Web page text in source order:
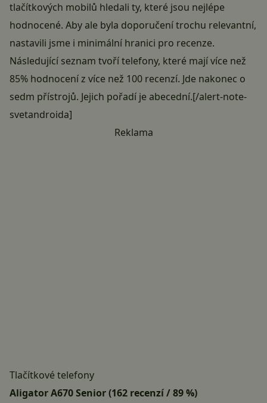
tlačítkových mobilů hledali ty, které jsou nejlépe
hodnocené. Aby ale byla doporučení trochu relevantní,
nastavili jsme i minimální hranici pro recenze.
Následující seznam tvoří telefony, které mají více než
85% hodnocení z více než 100 recenzí. Jde nakonec o
sedm přístrojů. Jejich pořadí je abecední.[/alert-note-
svetandroida]
Reklama
Tlačítkové telefony
Aligator A670 Senior (162 recenzí / 89 %)